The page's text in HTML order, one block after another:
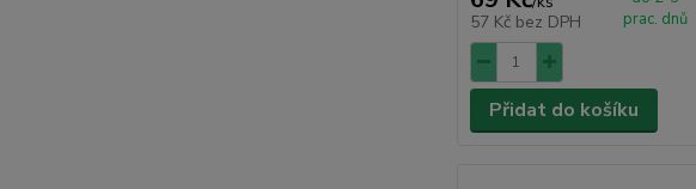
57 Kč bez DPH
prac. dnů
Přidat do košíku